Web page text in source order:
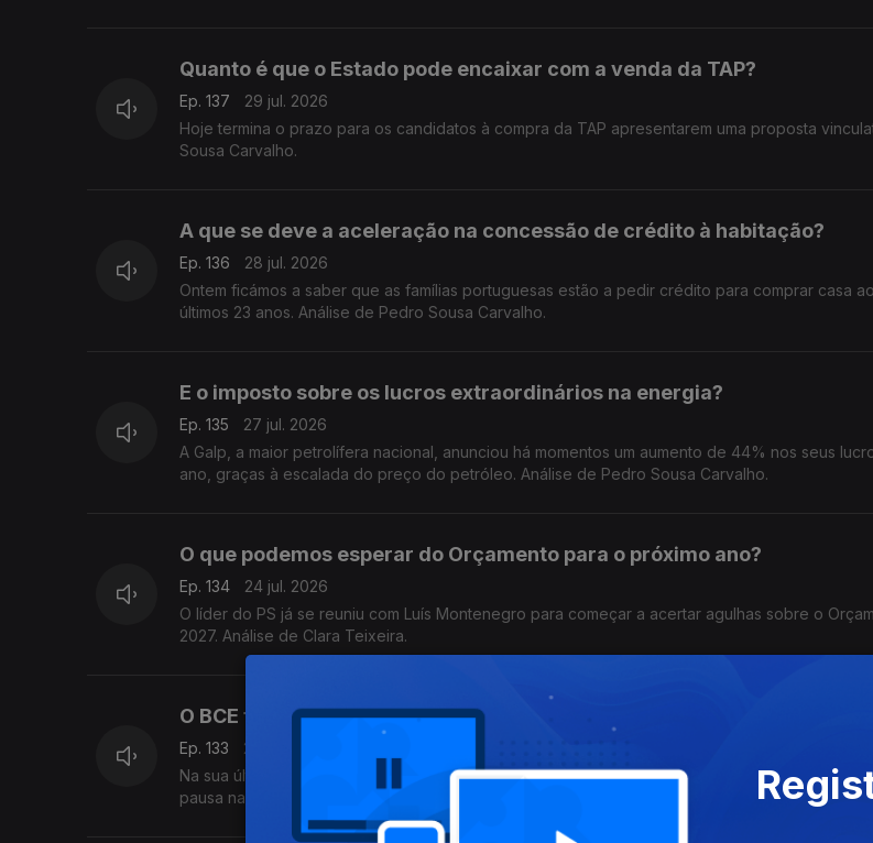
Quanto é que o Estado pode encaixar com a venda da TAP?
Ep. 137
29 jul. 2026
Hoje termina o prazo para os candidatos à compra da TAP apresentarem uma proposta
Sousa Carvalho.
A que se deve a aceleração na concessão de crédito à habitação?
Ep. 136
28 jul. 2026
Ontem ficámos a saber que as famílias portuguesas estão a pedir crédito para comprar casa
últimos 23 anos. Análise de Pedro Sousa Carvalho.
E o imposto sobre os lucros extraordinários na energia?
Ep. 135
27 jul. 2026
A Galp, a maior petrolífera nacional, anunciou há momentos um aumento de 44% nos seus
ano, graças à escalada do preço do petróleo. Análise de Pedro Sousa Carvalho.
O que podemos esperar do Orçamento para o próximo ano?
Ep. 134
24 jul. 2026
O líder do PS já se reuniu com Luís Montenegro para começar a acertar agulhas sobre o
2027. Análise de Clara Teixeira.
O BCE tem razões para manter as taxas inalteradas até setembro?
Ep. 133
23 jul. 2026
Na sua última reunião antes das férias de verão, que se realiza hoje, espera-se que o Banco
pausa na subida dos juros e adie novas mexidas nas taxas para setembro. Análise de Clara